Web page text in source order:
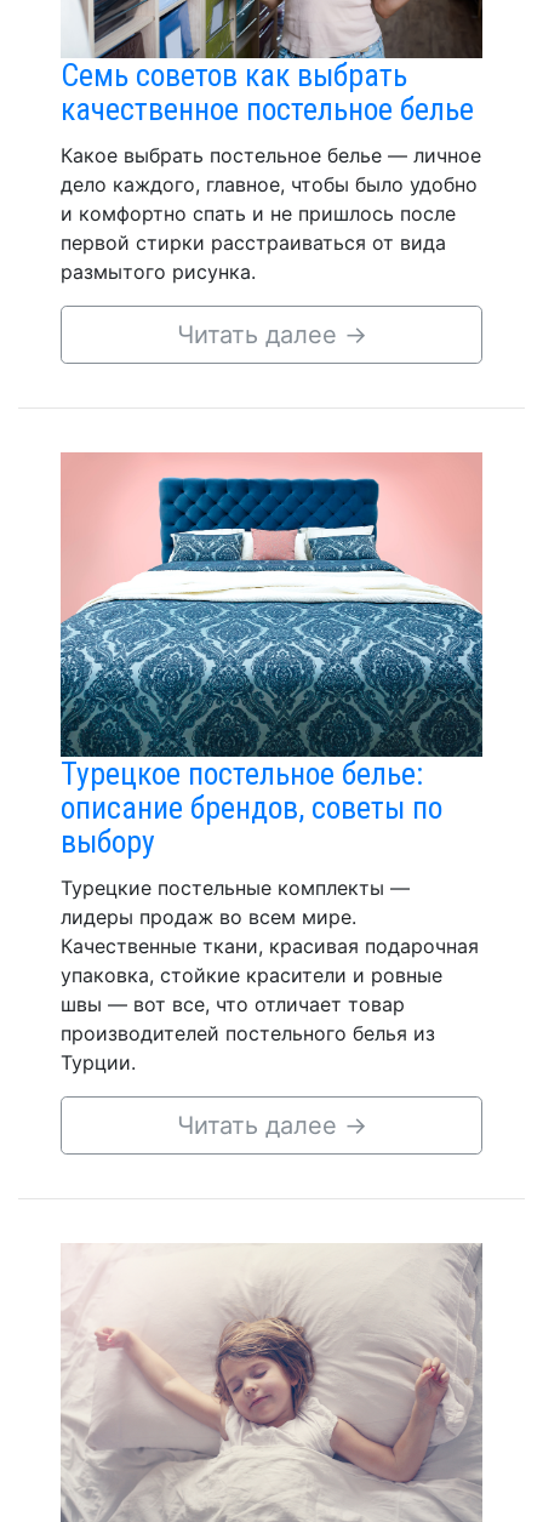
Семь советов как выбрать
качественное постельное белье
Какое выбрать постельное белье — личное
дело каждого, главное, чтобы было удобно
и комфортно спать и не пришлось после
первой стирки расстраиваться от вида
размытого рисунка.
Читать далее →
Турецкое постельное белье:
описание брендов, советы по
выбору
Турецкие постельные комплекты —
лидеры продаж во всем мире.
Качественные ткани, красивая подарочная
упаковка, стойкие красители и ровные
швы — вот все, что отличает товар
производителей постельного белья из
Турции.
Читать далее →